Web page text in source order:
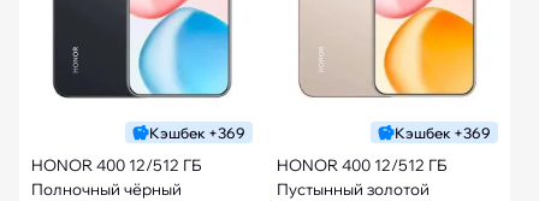
Кэшбек +369
HONOR 400 12/512 ГБ
Полночный чёрный
Кэшбек +369
HONOR 400 12/512 ГБ
Пустынный золотой